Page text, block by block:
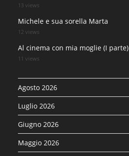
13 views
Michele e sua sorella Marta
12 views
Al cinema con mia moglie (I parte)
11 views
Agosto 2026
Luglio 2026
Giugno 2026
Maggio 2026